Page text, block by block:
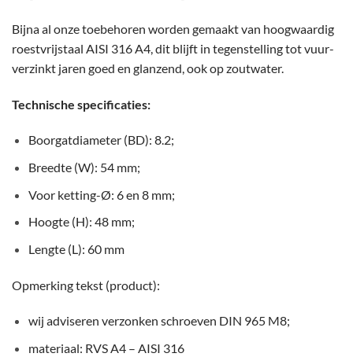
Bijna al onze toebehoren worden gemaakt van hoogwaardig
roestvrijstaal AISI 316 A4, dit blijft in tegenstelling tot vuur-
verzinkt jaren goed en glanzend, ook op zoutwater.
Technische specificaties:
Boorgatdiameter (BD): 8.2;
Breedte (W): 54 mm;
Voor ketting-Ø: 6 en 8 mm;
Hoogte (H): 48 mm;
Lengte (L): 60 mm
Opmerking tekst (product):
wij adviseren verzonken schroeven DIN 965 M8;
materiaal: RVS A4 – AISI 316